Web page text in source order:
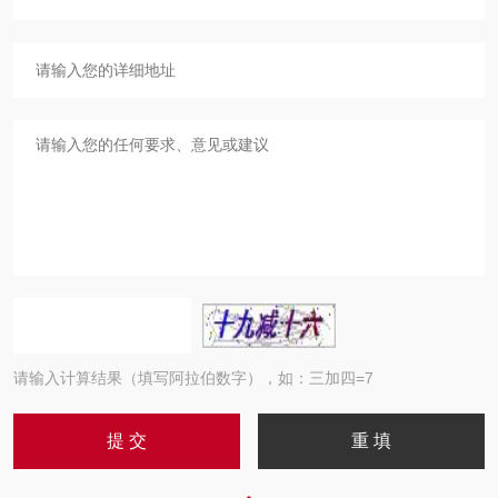
请输入计算结果（填写阿拉伯数字），如：三加四=7